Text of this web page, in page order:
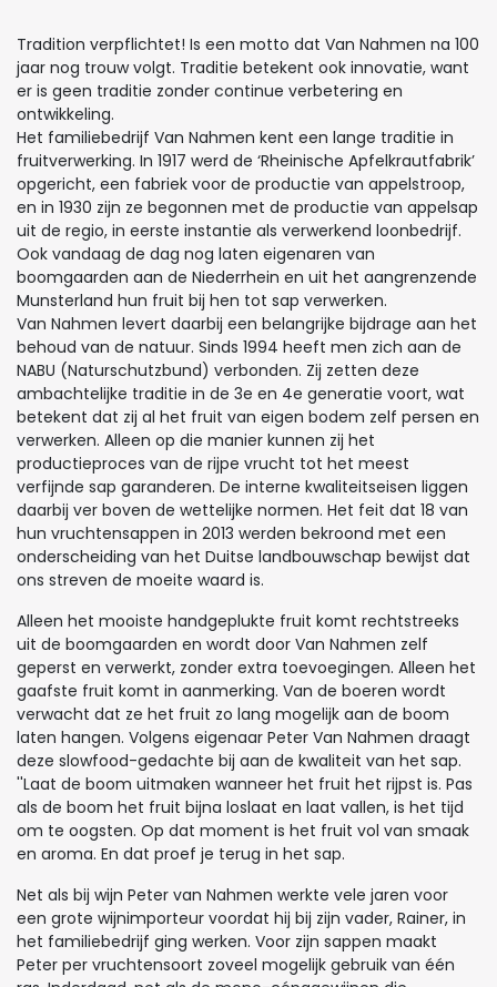
Tradition verpflichtet! Is een motto dat Van Nahmen na 100
jaar nog trouw volgt. Traditie betekent ook innovatie, want
er is geen traditie zonder continue verbetering en
ontwikkeling.
Het familiebedrijf Van Nahmen kent een lange traditie in
fruitverwerking. In 1917 werd de ‘Rheinische Apfelkrautfabrik’
opgericht, een fabriek voor de productie van appelstroop,
en in 1930 zijn ze begonnen met de productie van appelsap
uit de regio, in eerste instantie als verwerkend loonbedrijf.
Ook vandaag de dag nog laten eigenaren van
boomgaarden aan de Niederrhein en uit het aangrenzende
Munsterland hun fruit bij hen tot sap verwerken.
Van Nahmen levert daarbij een belangrijke bijdrage aan het
behoud van de natuur. Sinds 1994 heeft men zich aan de
NABU (Naturschutzbund) verbonden. Zij zetten deze
ambachtelijke traditie in de 3e en 4e generatie voort, wat
betekent dat zij al het fruit van eigen bodem zelf persen en
verwerken. Alleen op die manier kunnen zij het
productieproces van de rijpe vrucht tot het meest
verfijnde sap garanderen. De interne kwaliteitseisen liggen
daarbij ver boven de wettelijke normen. Het feit dat 18 van
hun vruchtensappen in 2013 werden bekroond met een
onderscheiding van het Duitse landbouwschap bewijst dat
ons streven de moeite waard is.
Alleen het mooiste handgeplukte fruit komt rechtstreeks
uit de boomgaarden en wordt door Van Nahmen zelf
geperst en verwerkt, zonder extra toevoegingen. Alleen het
gaafste fruit komt in aanmerking. Van de boeren wordt
verwacht dat ze het fruit zo lang mogelijk aan de boom
laten hangen. Volgens eigenaar Peter Van Nahmen draagt
deze slowfood-gedachte bij aan de kwaliteit van het sap.
''Laat de boom uitmaken wanneer het fruit het rijpst is. Pas
als de boom het fruit bijna loslaat en laat vallen, is het tijd
om te oogsten. Op dat moment is het fruit vol van smaak
en aroma. En dat proef je terug in het sap.
Net als bij wijn Peter van Nahmen werkte vele jaren voor
een grote wijnimporteur voordat hij bij zijn vader, Rainer, in
het familiebedrijf ging werken. Voor zijn sappen maakt
Peter per vruchtensoort zoveel mogelijk gebruik van één